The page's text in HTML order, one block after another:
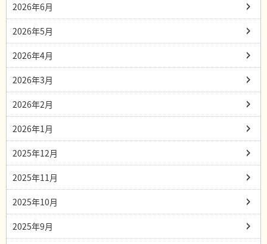
2026年6月
2026年5月
2026年4月
2026年3月
2026年2月
2026年1月
2025年12月
2025年11月
2025年10月
2025年9月